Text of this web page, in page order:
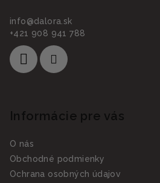
info@dalora.sk
+421 908 941 788
Informácie pre vás
O nás
Obchodné podmienky
Ochrana osobných údajov